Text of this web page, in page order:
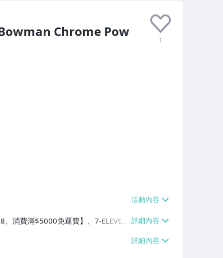
Chrome Pow
1
、消費滿$5000免運費】、7-ELEVEN
$5000免運費】、郵局掛號【單件運